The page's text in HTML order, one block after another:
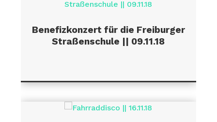
Benefizkonzert für die Freiburger
Straßenschule || 09.11.18